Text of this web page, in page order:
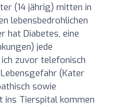
(14 jährig) mitten in
lebensbedrohlichen
hat Diabetes, eine
jede
zuvor telefonisch
(Kater
sowie
ins Tierspital kommen